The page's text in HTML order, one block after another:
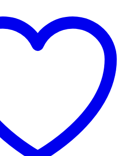
variantes.
Las
opciones